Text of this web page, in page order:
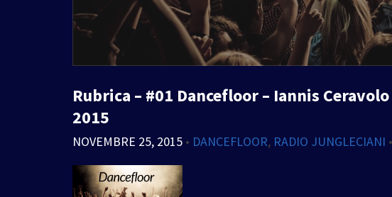
Rubrica – #01 Dancefloor – Iannis
2015
NOVEMBRE 25, 2015 • DANCEFLOOR, RADIO JUNGLECIANI •